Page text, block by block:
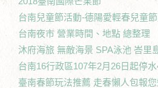
台南兒童節活動-德陽愛輕春兒童
台南夜市 營業時間、地點 總整理
沐府海旅 無敵海景 SPA泳池 峇里
台南16行政區107年2月26日起停
臺南春節玩法推薦 走春懶人包報您